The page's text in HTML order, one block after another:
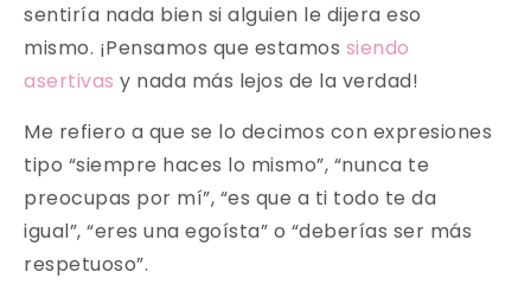
sentiría nada bien si alguien le dijera eso
mismo. ¡Pensamos que estamos siendo
asertivas y nada más lejos de la verdad!
Me refiero a que se lo decimos con expresiones
tipo “siempre haces lo mismo”, “nunca te
preocupas por mí”, “es que a ti todo te da
igual”, “eres una egoísta” o “deberías ser más
respetuoso”.